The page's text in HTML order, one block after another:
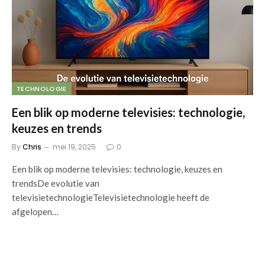
TECHNOLOGIE
Een blik op moderne televisies: technologie,
keuzes en trends
ByChris mei 19, 2025 0
Een blik op moderne televisies: technologie, keuzes en
trendsDe evolutie van
televisietechnologieTelevisietechnologie heeft de
afgelopen…